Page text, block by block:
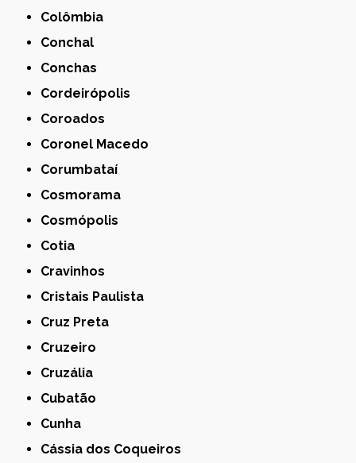
Colômbia
Conchal
Conchas
Cordeirópolis
Coroados
Coronel Macedo
Corumbataí
Cosmorama
Cosmópolis
Cotia
Cravinhos
Cristais Paulista
Cruz Preta
Cruzeiro
Cruzália
Cubatão
Cunha
Cássia dos Coqueiros